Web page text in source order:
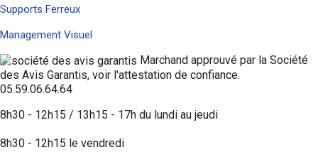
Supports Ferreux
Management Visuel
Marchand approuvé par la Société
des Avis Garantis, voir l'attestation de confiance.
05.59.06.64.64
8h30 - 12h15 / 13h15 - 17h du lundi au jeudi
8h30 - 12h15 le vendredi